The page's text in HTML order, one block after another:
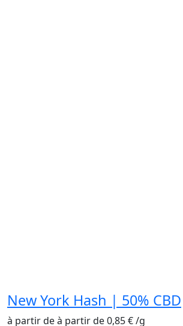
New York Hash | 50% CBD
à partir deà partir de0,85€/g